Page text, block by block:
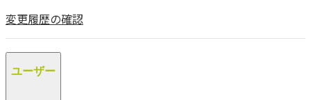
変更履歴の確認
ユーザー